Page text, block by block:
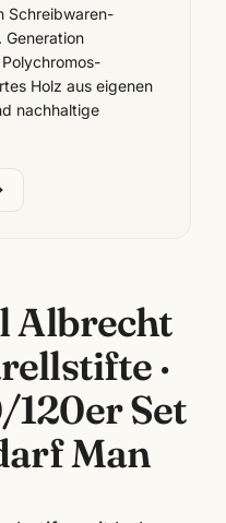
Schreibwaren-
Holz aus eigenen
nachhaltige
Albrecht
·
Set
Man